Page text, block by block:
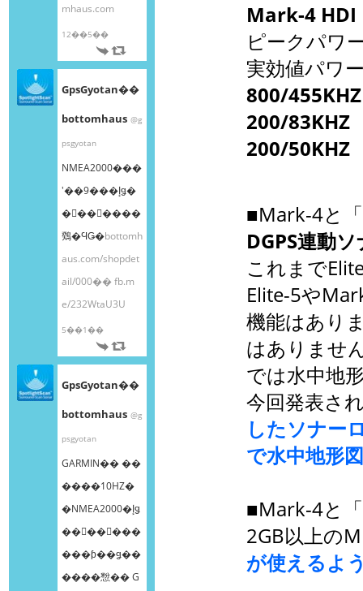
mhaus.com
12��5��
GpsGyotan��
bottomhaus @g
psgyotan
NMEA2000���
ʽ��9���إǥ�
�󥰥��󥵡����
䳫�ϤǤ�bottomh
aus.com/shopdet
ail/000��fb.m
e/232WtaU3U
5��1��
GpsGyotan��
bottomhaus @g
psgyotan
GARMIN�� ��
����10HZ�
�NMEA2000�إǥ
��󥰥��󥵡���
���ƥ��ǥ��
����㥹�� G
Mark-4
ピークパワ
実効値パワ
800/
200/
200/
■Mark-4と
DGPS連動
これまで
Elite-5や
機能はあり
はありませ
では水中地
今回発表さ
したソナー
で水中地形
■Mark-4と
2GB以上の
が使えるよ